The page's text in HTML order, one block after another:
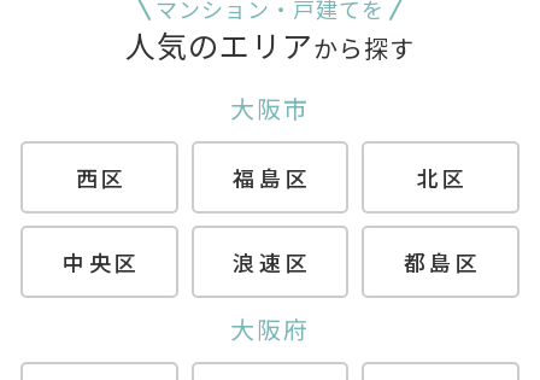
マンション・戸建てを
人気のエリアから探す
大阪市
西区 福島区 北区
中央区 浪速区 都島区
大阪府